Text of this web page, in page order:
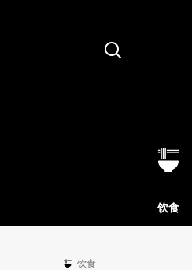
Search
饮食
饮食